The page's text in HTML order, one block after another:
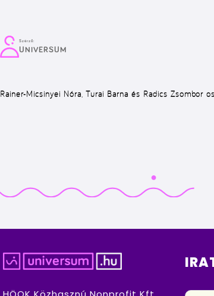
Szerző:
UNIVERSUM
Rainer-Micsinyei Nóra, Turai Barna és Radics Zsombor